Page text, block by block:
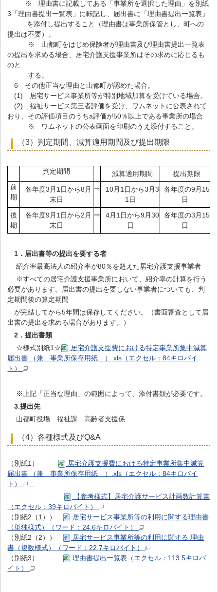
※ 理由書に記載してある「事業所を選択した理由」を別紙
3「理由書提出一覧表」に転記し、届出書に「理由書提出一覧表」
を添付し提出すること（理由書は事業所保管とし、町への
提出は不要）。
※ 山都町をはじめ保険者が理由書及び理由書提出一覧表
の提出を求める場合、居宅介護支援事業所はその求めに応じるも
のと
する。
6 その他正当な理由と山都町が認めた場合。
(1) 居宅サービス事業所等が特別地域加算を受けている場合。
(2) 福祉サービス第三者評価を受け、ワムネットに公表されて
おり、その評価項目のうちa評価が50％以上である事業所の場合
※ ワムネットの公表画面を印刷のうえ添付すること。
（3）判定期間、減算適用期間及び提出期限
判定期間 減算適用期間
提出期限
前
期
各年度3月1日から8月
末日
⇒
10月1日から3月3
1日
各年度の9月15
日
後
期
各年度9月1日から2月
末日
⇒
4月1日から9月30
日
各年度の3月15
日
1．届出書等の提出を要する者
紹介率最高法人の紹介率が80％を超えた居宅介護支援事業者
※すべての居宅介護支援事業所において、紹介率の計算を行う
必要があります。届出書の提出を要しない事業者についても、判
定期間後の算定期間
が完結してから5年間は保存してください。（書面審査として届
出書の提出を求める場合があります。）
2．提出書類
☆様式別紙1☆
居宅介護支援費における特定事業所集中減算
届出書 （兼 事業所保存用紙 ）.xls（エクセル：84キロバイ
ト）
※上記「正当な理由」の範囲によって、添付書類が必要です。
3.提出先
山都町役場 福祉課 高齢者支援係
（4）各種様式及びQ&A
（別紙1）
居宅介護支援費における特定事業所集中減算
届出書 （兼 事業所保存用紙 ）.xls（エクセル：84キロバイ
ト）
【参考様式】居宅介護サービス計画数計算書
（エクセル：39キロバイト）
（別紙2（1））
居宅サービス事業所等の利用に関する理由書
（単独様式）（ワード：24.6キロバイト）
（別紙2（2））
居宅サービス事業所等の利用に関する 理由
書（複数様式）（ワード：22.7キロバイト）
（別紙3）
理由書提出一覧表（エクセル：113.5キロバ
イト）